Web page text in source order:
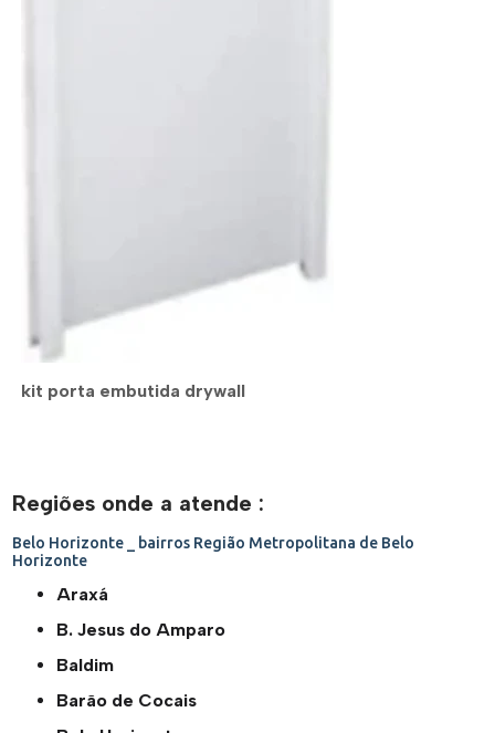
kit porta embutida drywall
Regiões onde a atende :
Belo Horizonte _ bairros Região Metropolitana de Belo
Horizonte
Araxá
B. Jesus do Amparo
Baldim
Barão de Cocais